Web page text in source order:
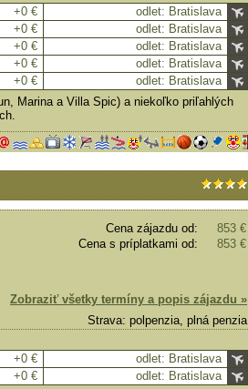
+0 €
odlet: Bratislava
+0 €
odlet: Bratislava
+0 €
odlet: Bratislava
+0 €
odlet: Bratislava
+0 €
odlet: Bratislava
Marina a Villa Spic) a niekoľko priľahlých
Cena zájazdu od:
853 €
Cena s príplatkami od:
853 €
Zobraziť všetky termíny a popis zájazdu »
Strava: polpenzia, plná penzia
+0 €
odlet: Bratislava
+0 €
odlet: Bratislava